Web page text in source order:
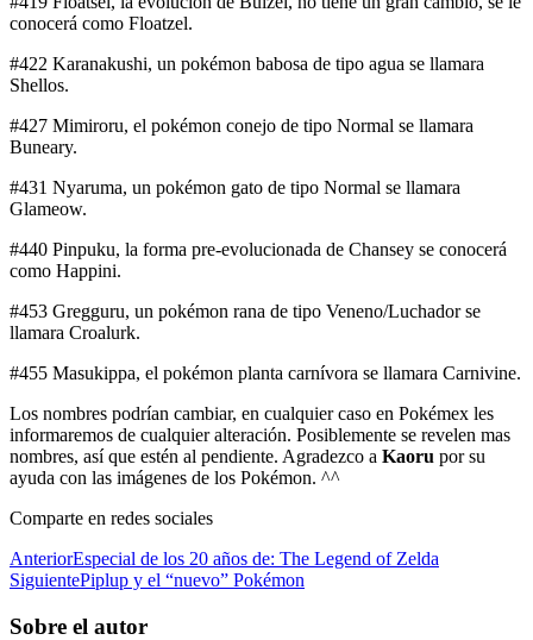
conocerá como Floatzel.
#422 Karanakushi, un pokémon babosa de tipo agua se llamara
Shellos.
#427 Mimiroru, el pokémon conejo de tipo Normal se llamara
Buneary.
#431 Nyaruma, un pokémon gato de tipo Normal se llamara
Glameow.
#440 Pinpuku, la forma pre-evolucionada de Chansey se conocerá
como Happini.
#453 Gregguru, un pokémon rana de tipo Veneno/Luchador se
llamara Croalurk.
#455 Masukippa, el pokémon planta carnívora se llamara Carnivine.
Los nombres podrían cambiar, en cualquier caso en Pokémex les
informaremos de cualquier alteración. Posiblemente se revelen mas
nombres, así que estén al pendiente. Agradezco a Kaoru por su
ayuda con las imágenes de los Pokémon. ^^
Comparte en redes sociales
AnteriorEspecial de los 20 años de: The Legend of Zelda
SiguientePiplup y el “nuevo” Pokémon
Sobre el autor